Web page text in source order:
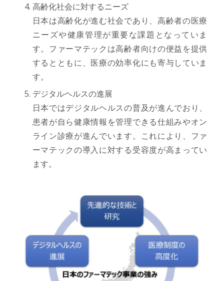
高齢化社会に対するニーズ
日本は高齢化が進む社会であり、高齢者の医療
ニーズや健康管理が重要な課題となっていま
す。ファーマテックは高齢者向けの便益を提供
するとともに、医療の効率化にも寄与していま
す。
デジタルヘルスの進展
日本ではデジタルヘルスの普及が進んでおり、
患者が自ら健康情報を管理できる仕組みやオン
ライン診療が進んでいます。これにより、ファ
ーマテックの導入に対する受容度が高まってい
ます。